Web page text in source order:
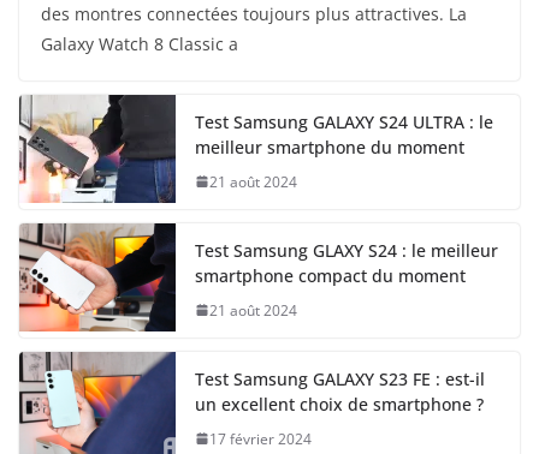
des montres connectées toujours plus attractives. La
Galaxy Watch 8 Classic a
Test Samsung GALAXY S24 ULTRA : le
meilleur smartphone du moment
21 août 2024
Test Samsung GLAXY S24 : le meilleur
smartphone compact du moment
21 août 2024
Test Samsung GALAXY S23 FE : est-il
un excellent choix de smartphone ?
17 février 2024